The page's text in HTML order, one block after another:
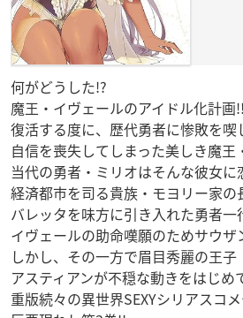
何がどうした!?
魔王・イヴェールのアイドル化計画!!
復活する度に、歴代勇者に惨敗を喫
自信を喪失してしまった美しき魔王
当代の勇者・ミリオはそんな彼女に
経済都市を司る貴族・モヨリー家の
バレッタを味方に引き入れた勇者一
イヴェールの助命嘆願のためサウ
しかし、その一方で眉目秀麗の王子
アスティアンが不穏な動きをはじ
重版続々の異世界SEXYシリアスコメ